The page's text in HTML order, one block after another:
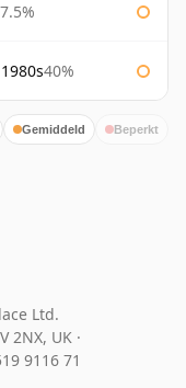
40%
Gemiddeld Beperkt
Ltd.
2NX, UK ·
9116 71